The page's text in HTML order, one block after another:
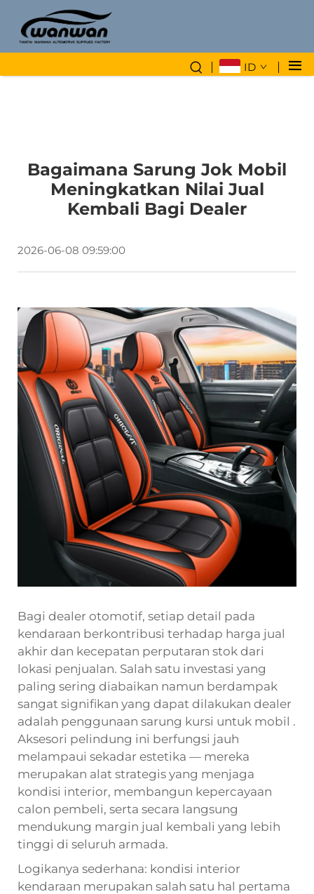
ID
Bagaimana Sarung Jok Mobil
Meningkatkan Nilai Jual
Kembali Bagi Dealer
2026-06-08 09:59:00
Bagi dealer otomotif, setiap detail pada
kendaraan berkontribusi terhadap harga jual
akhir dan kecepatan perputaran stok dari
lokasi penjualan. Salah satu investasi yang
paling sering diabaikan namun berdampak
sangat signifikan yang dapat dilakukan dealer
adalah penggunaan sarung kursi untuk mobil .
Aksesori pelindung ini berfungsi jauh
melampaui sekadar estetika — mereka
merupakan alat strategis yang menjaga
kondisi interior, membangun kepercayaan
calon pembeli, serta secara langsung
mendukung margin jual kembali yang lebih
tinggi di seluruh armada.
Logikanya sederhana: kondisi interior
kendaraan merupakan salah satu hal pertama